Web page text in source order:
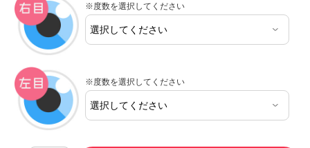
※度数を選択してください
※度数を選択してください